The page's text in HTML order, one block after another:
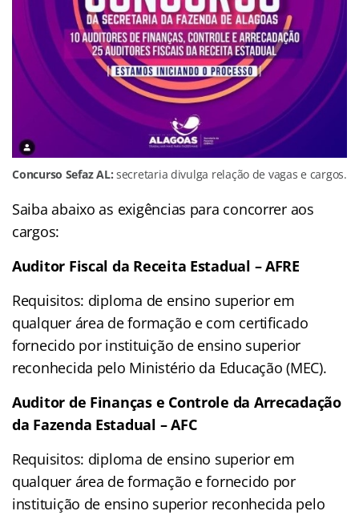
Concurso Sefaz AL: secretaria divulga relação de vagas e cargos.
Saiba abaixo as exigências para concorrer aos
cargos:
Auditor Fiscal da Receita Estadual – AFRE
Requisitos: diploma de ensino superior em
qualquer área de formação e com certificado
fornecido por instituição de ensino superior
reconhecida pelo Ministério da Educação (MEC).
Auditor de Finanças e Controle da Arrecadação
da Fazenda Estadual – AFC
Requisitos: diploma de ensino superior em
qualquer área de formação e fornecido por
instituição de ensino superior reconhecida pelo